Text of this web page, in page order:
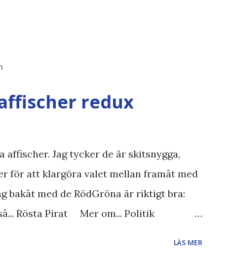
redux
affischer. Jag tycker de är skitsnygga,
för att klargöra valet mellan framåt med
bakåt med de RödGröna är riktigt bra:
Rösta Pirat Mer om... Politik
LÄS MER